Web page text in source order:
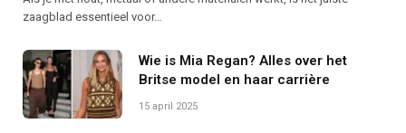
zaagblad essentieel voor…
Wie is Mia Regan? Alles over het
Britse model en haar carrière
15 april 2025